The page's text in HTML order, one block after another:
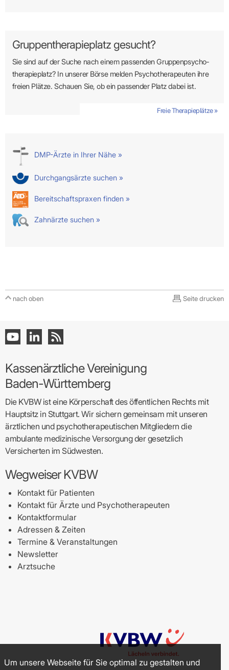
Gruppentherapieplatz gesucht?
Sie sind auf der Suche nach einem passenden Gruppen­psycho­
therapie­platz? In unserer Börse melden Psycho­­thera­­peuten ihre
freien Plätze. Schauen Sie, ob ein passender Platz dabei ist.
Freie Therapieplätze »
DMP-Ärzte in Ihrer Nähe »
Durchgangsärzte suchen »
Bereitschaftspraxen finden »
Zahnärzte suchen »
nach oben Seite drucken
Kassenärztliche Vereinigung
Baden-Württemberg
Die KVBW ist eine Körperschaft des öffentlichen Rechts mit
Hauptsitz in Stuttgart. Wir sichern gemeinsam mit unseren
ärztlichen und psychotherapeutischen Mitgliedern die
ambulante medizinische Versorgung der gesetzlich
Versicherten im Südwesten.
Wegweiser KVBW
Kontakt für Patienten
Kontakt für Ärzte und Psychotherapeuten
Kontaktformular
Adressen & Zeiten
Termine & Veranstaltungen
Newsletter
Arztsuche
Um unsere Webseite für Sie optimal zu gestalten und